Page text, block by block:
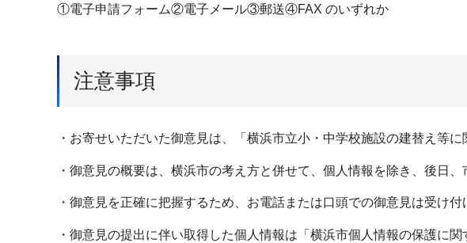
①電子申請フォーム②電子メール③郵送④FAX のいずれか
注意事項
・お寄せいただいた御意見は、「横浜市立小・中学校施設の建替え等
・御意見の概要は、横浜市の考え方と併せて、個人情報を除き、後日
・御意見を正確に把握するため、お電話または口頭での御意見は受け
・御意見の提出に伴い取得した個人情報は「横浜市個人情報の保護に